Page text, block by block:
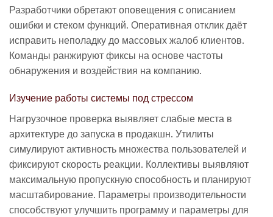
Разработчики обретают оповещения с описанием
ошибки и стеком функций. Оперативная отклик даёт
исправить неполадку до массовых жалоб клиентов.
Команды ранжируют фиксы на основе частоты
обнаружения и воздействия на компанию.
Изучение работы системы под стрессом
Нагрузочное проверка выявляет слабые места в
архитектуре до запуска в продакшн. Утилиты
симулируют активность множества пользователей и
фиксируют скорость реакции. Коллективы выявляют
максимальную пропускную способность и планируют
масштабирование. Параметры производительности
способствуют улучшить программу и параметры для